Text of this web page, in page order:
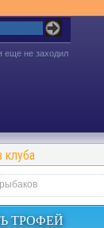
еще не заходил
клуба
ТРОФЕЙ